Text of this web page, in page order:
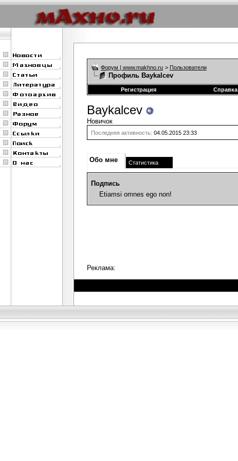
Форум | www.makhno.ru > Пользователи
Профиль Baykalcev
Регистрация
Справка
Baykalcev
Новичок
Последняя активность: 04.05.2015 23:33
Обо мне Статистика
Подпись
Etiamsi omnes ego non!
Реклама: